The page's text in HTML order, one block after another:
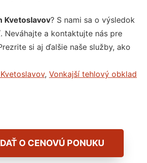
Kvetoslavov? S nami sa o výsledok
Neváhajte a kontaktujte nás pre
si aj ďalšie naše služby, ako
, Vonkajší tehlový obklad
O CENOVÚ PONUKU